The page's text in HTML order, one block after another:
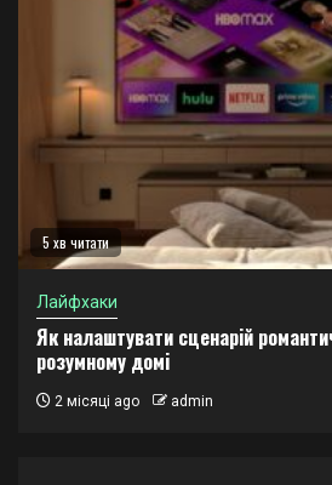
5 хв читати
Лайфхаки
Як налаштувати сценарій
розумному домі
2 місяці ago admin